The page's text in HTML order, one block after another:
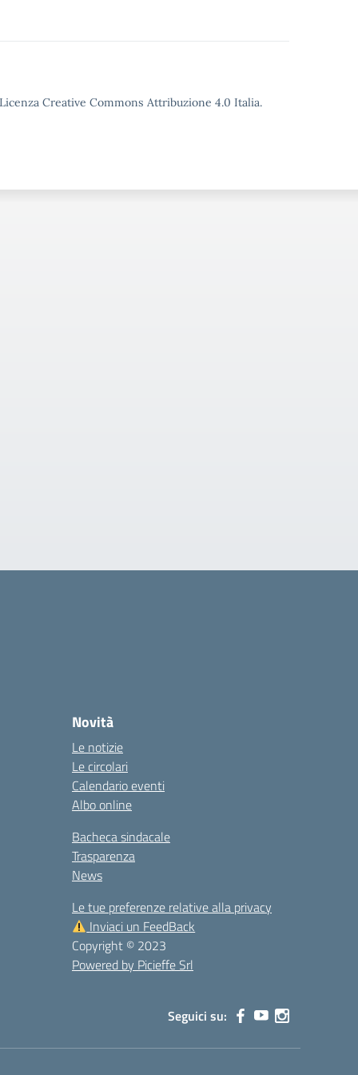
Creative Commons Attribuzione 4.0 Italia.
Novità
Le notizie
Le circolari
Calendario eventi
Albo online
Bacheca sindacale
Trasparenza
News
Le tue preferenze relative alla privacy
Inviaci un FeedBack
Copyright © 2023
Powered by Picieffe Srl
Seguici su: